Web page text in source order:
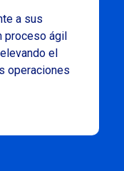
a sus
proceso ágil
el
operaciones